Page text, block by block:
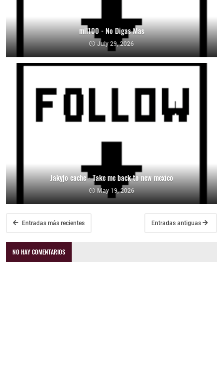
mil100 - No Digas Mas
July 29, 2026
Jakyjo cache - Take me back to new mexico
May 19, 2026
Entradas más recientes Entradas antiguas
NO HAY COMENTARIOS